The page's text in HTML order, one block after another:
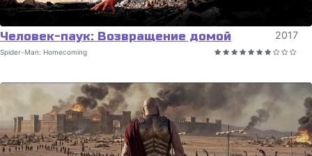
Человек-паук: Возвращение домой 2017
Spider-Man: Homecoming